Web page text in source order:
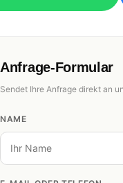
Anfrage-Formular
Sendet Ihre Anfrage direkt an
NAME